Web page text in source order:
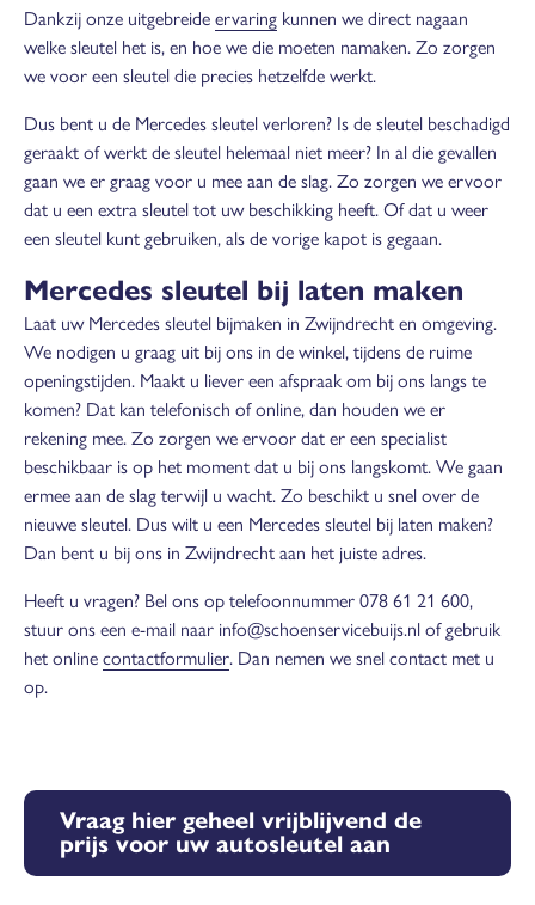
Dankzij onze uitgebreide ervaring kunnen we direct nagaan
welke sleutel het is, en hoe we die moeten namaken. Zo zorgen
we voor een sleutel die precies hetzelfde werkt.
Dus bent u de Mercedes sleutel verloren? Is de sleutel beschadigd
geraakt of werkt de sleutel helemaal niet meer? In al die gevallen
gaan we er graag voor u mee aan de slag. Zo zorgen we ervoor
dat u een extra sleutel tot uw beschikking heeft. Of dat u weer
een sleutel kunt gebruiken, als de vorige kapot is gegaan.
Mercedes sleutel bij laten maken
Laat uw Mercedes sleutel bijmaken in Zwijndrecht en omgeving.
We nodigen u graag uit bij ons in de winkel, tijdens de ruime
openingstijden. Maakt u liever een afspraak om bij ons langs te
komen? Dat kan telefonisch of online, dan houden we er
rekening mee. Zo zorgen we ervoor dat er een specialist
beschikbaar is op het moment dat u bij ons langskomt. We gaan
ermee aan de slag terwijl u wacht. Zo beschikt u snel over de
nieuwe sleutel. Dus wilt u een Mercedes sleutel bij laten maken?
Dan bent u bij ons in Zwijndrecht aan het juiste adres.
Heeft u vragen? Bel ons op telefoonnummer 078 61 21 600,
stuur ons een e-mail naar info@schoenservicebuijs.nl of gebruik
het online contactformulier. Dan nemen we snel contact met u
op.
Vraag hier geheel vrijblijvend de
prijs voor uw autosleutel aan